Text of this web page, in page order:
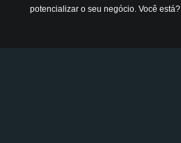
potencializar o seu negócio. Você está?